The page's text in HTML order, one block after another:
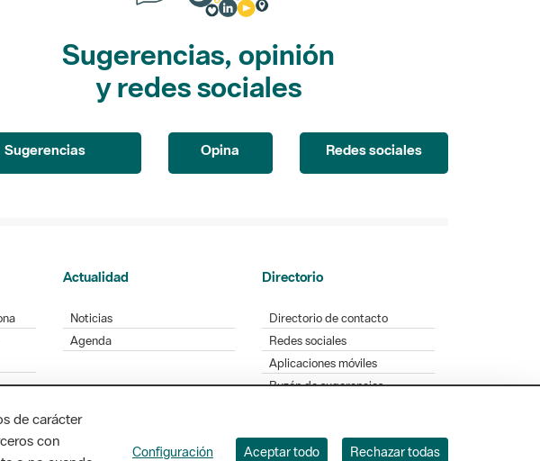
Sugerencias, opinión
y redes sociales
Sugerencias Opina Redes sociales
Actualidad
Noticias
Agenda
Directorio
Directorio de contacto
Redes sociales
Aplicaciones móviles
Buzón de sugerencias
de carácter
con
Configuración Aceptar todo Rechazar todas